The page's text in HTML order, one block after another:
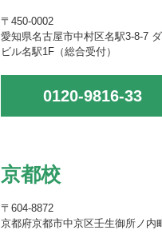
〒450-0002
愛知県名古屋市中村区名駅3-8-7
ビル名駅1F（総合受付）
0120-9816-33
京都校
〒604-8872
京都府京都市中京区壬生御所ノ内